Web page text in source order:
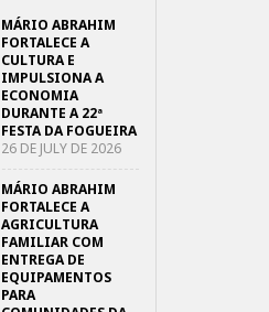
MÁRIO ABRAHIM
FORTALECE A
CULTURA E
IMPULSIONA A
ECONOMIA
DURANTE A 22ª
FESTA DA FOGUEIRA
26 DE JULY DE 2026
MÁRIO ABRAHIM
FORTALECE A
AGRICULTURA
FAMILIAR COM
ENTREGA DE
EQUIPAMENTOS
PARA